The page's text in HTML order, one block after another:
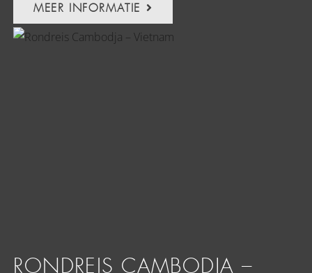
MEER INFORMATIE
RONDREIS CAMBODJA –